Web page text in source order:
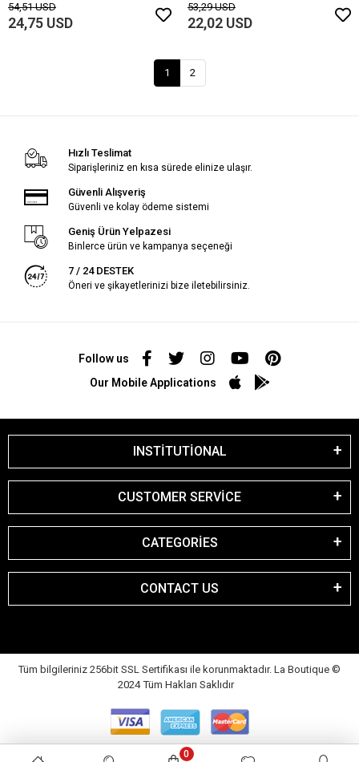
54,51 USD
24,75 USD
53,29 USD
22,02 USD
1 2
Hızlı Teslimat
Siparişleriniz en kısa sürede elinize ulaşır.
Güvenli Alışveriş
Güvenli ve kolay ödeme sistemi
Geniş Ürün Yelpazesi
Binlerce ürün ve kampanya seçeneği
7 / 24 DESTEK
Öneri ve şikayetlerinizi bize iletebilirsiniz.
Follow us
Our Mobile Applications
INSTİTUTİONAL
CUSTOMER SERVİCE
CATEGORİES
CONTACT US
Tüm bilgileriniz 256bit SSL Sertifikası ile korunmaktadır. La Boutique ©
2024 Tüm Hakları Saklıdır
0